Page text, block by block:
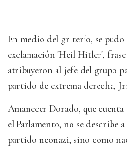
En medio del griterío, se pudo
exclamación 'Heil Hitler', frase
atribuyeron al jefe del grupo
partido de extrema derecha,
Amanecer Dorado, que
el Parlamento, no se describe
partido neonazi, sino como